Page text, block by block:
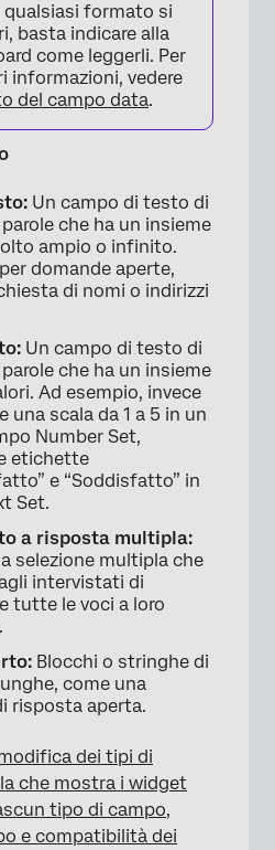
qualsiasi formato si
basta indicare alla
come leggerli. Per
informazioni, vedere
del campo data.
Un campo di testo di
che ha un insieme
ampio o infinito.
domande aperte,
di nomi o indirizzi
Un campo di testo di
che ha un insieme
Ad esempio, invece
una scala da 1 a 5 in un
Number Set,
etichette
e “Soddisfatto” in
Set.
a risposta multipla:
selezione multipla che
intervistati di
tutte le voci a loro
Blocchi o stringhe di
come una
risposta aperta.
dei tipi di
che mostra i widget
tipo di campo,
e compatibilità dei